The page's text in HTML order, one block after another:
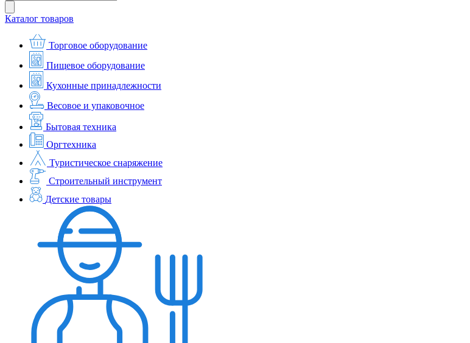
Каталог товаров
Торговое оборудование
Пищевое оборудование
Кухонные принадлежности
Весовое и упаковочное
Бытовая техника
Оргтехника
Туристическое снаряжение
Строительный инструмент
Детские товары